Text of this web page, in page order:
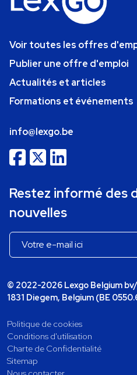
Voir toutes les offres
Publier une offre d'emploi
Actualités et articles
Formations et événements
info@lexgo.be
Restez informé des
nouvelles
© 2022-2026 Lexgo Belgium
1831 Diegem, Belgium (BE
Politique de cookies
Conditions d'utilisation
Charte de Confidentialité
Sitemap